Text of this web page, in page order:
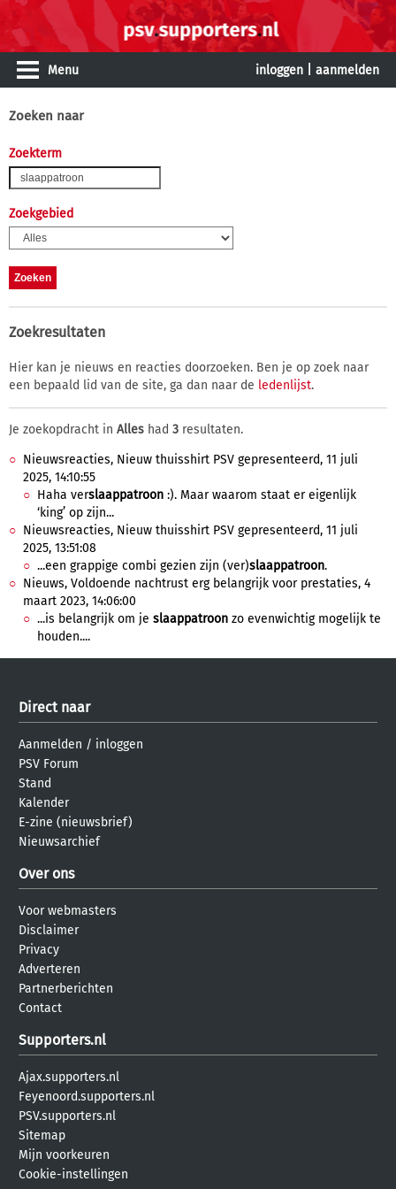
Menu inloggen aanmelden
Zoeken naar
Zoekterm
Zoekgebied
Zoekresultaten
Hier kan je nieuws en reacties doorzoeken. Ben je op zoek naar
een bepaald lid van de site, ga dan naar de ledenlijst.
Je zoekopdracht in Alles had 3 resultaten.
Nieuwsreacties, Nieuw thuisshirt PSV gepresenteerd, 11 juli
2025, 14:10:55
Haha verslaappatroon :). Maar waarom staat er eigenlijk
‘king’ op zijn...
Nieuwsreacties, Nieuw thuisshirt PSV gepresenteerd, 11 juli
2025, 13:51:08
...een grappige combi gezien zijn (ver)slaappatroon.
Nieuws, Voldoende nachtrust erg belangrijk voor prestaties, 4
maart 2023, 14:06:00
...is belangrijk om je slaappatroon zo evenwichtig mogelijk te
houden....
Direct naar
Aanmelden / inloggen
PSV Forum
Stand
Kalender
E-zine (nieuwsbrief)
Nieuwsarchief
Over ons
Voor webmasters
Disclaimer
Privacy
Adverteren
Partnerberichten
Contact
Supporters.nl
Ajax.supporters.nl
Feyenoord.supporters.nl
PSV.supporters.nl
Sitemap
Mijn voorkeuren
Cookie-instellingen